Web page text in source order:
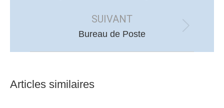
:
SUIVANT
Article
Bureau de Poste
Articles similaires